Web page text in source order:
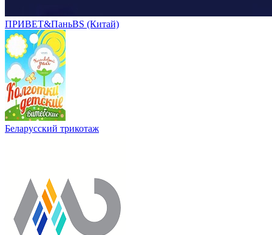
ПРИВЕТ&ПаньBS (Китай)
Беларусский трикотаж